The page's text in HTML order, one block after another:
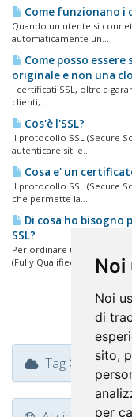
Noi
Noi
di
sito,
per
Come funzionano i
Quando un utente si
automaticamente un...
Come posso
originale e non una
I certificati SSL, oltre a
clienti,...
Cos'è l'SSL?
Il protocollo SSL (Secure
autenticare siti e...
Cosa e' un
Il protocollo SSL (Secure
che permette la...
Di cosa ho
SSL?
Per ordinare un certificato
(Fully Qualified Domain...
Tag Cloud